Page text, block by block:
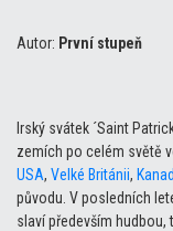
Autor: První stupeň
Irský svátek ´Saint
zemích po celém světě
USA, Velké Británii,
původu. V posledních
slaví především hudbou,